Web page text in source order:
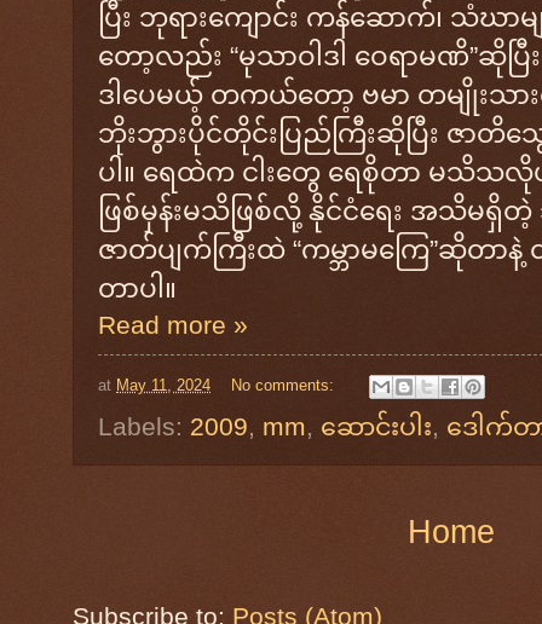
ပြီး ဘုရားကျောင်း ကန်ဆောက်၊ သံ
တော့လည်း “မုသာဝါဒါ ဝေရာမဏိ
ဒါပေမယ့် တကယ်တော့ ဗမာ တမျိုးသား
ဘိုးဘွားပိုင်တိုင်းပြည်ကြီးဆိုပြီး ဇာတိ
ပါ။ ရေထဲက ငါးတွေ ရေစိုတာ မသိသလိုပ
ဖြစ်မှန်းမသိဖြစ်လို့ နိုင်ငံရေး အသိမရှိ
ဇာတ်ပျက်ကြီးထဲ “ကမ္ဘာမကြေ”ဆိုတ
တာပါ။
Read more »
at May 11, 2024 No comments:
Labels: 2009, mm, ‌ဆောင်းပါး, ဒေါက်တ
Home
Subscribe to: Posts (Atom)